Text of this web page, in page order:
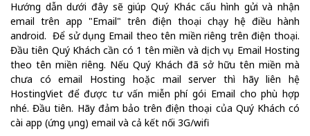
Hướng dẫn dưới đây sẽ giúp Quý Khác cấu hình gửi và nhận
email trên app "Email" trên điện thoại chạy hệ điều hành
android. Để sử dụng Email theo tên miền riêng trên điện thoại.
Đầu tiên Quý Khách cần có 1 tên miền và dịch vụ Email Hosting
theo tên miền riêng. Nếu Quý Khách đã sở hữu tên miền mà
chưa có email Hosting hoặc mail server thì hãy liên hệ
HostingViet để được tư vấn miễn phí gói Email cho phù hợp
nhé. Đầu tiên. Hãy đảm bảo trên điện thoại của Quý Khách có
cài app (ứng ụng) email và cả kết nối 3G/wifi